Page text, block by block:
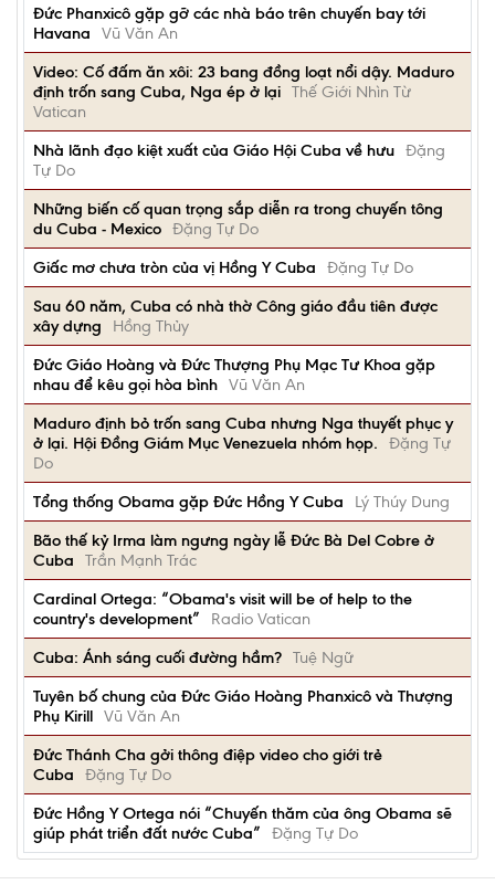
Đức Phanxicô gặp gỡ các nhà báo trên chuyến bay tới
Havana
Vũ Văn An
Video: Cố đấm ăn xôi: 23 bang đồng loạt nổi dậy. Maduro
định trốn sang Cuba, Nga ép ở lại Thế Giới Nhìn Từ
Vatican
Nhà lãnh đạo kiệt xuất của Giáo Hội Cuba về hưu Đặng
Tự Do
Những biến cố quan trọng sắp diễn ra trong chuyến tông
du Cuba - Mexico Đặng Tự Do
Giấc mơ chưa tròn của vị Hồng Y Cuba
Đặng Tự Do
Sau 60 năm, Cuba có nhà thờ Công giáo đầu tiên được
xây dựng
Hồng Thủy
Đức Giáo Hoàng và Đức Thượng Phụ Mạc Tư Khoa gặp
nhau để kêu gọi hòa bình Vũ Văn An
Maduro định bỏ trốn sang Cuba nhưng Nga thuyết phục y
ở lại. Hội Đồng Giám Mục Venezuela nhóm họp.
Đặng Tự
Do
Tổng thống Obama gặp Đức Hồng Y Cuba
Lý Thúy Dung
Bão thế kỷ Irma làm ngưng ngày lễ Đức Bà Del Cobre ở
Cuba
Trần Mạnh Trác
Cardinal Ortega: “Obama's visit will be of help to the
country's development”
Radio Vatican
Cuba: Ánh sáng cuối đường hầm? Tuệ Ngữ
Tuyên bố chung của Đức Giáo Hoàng Phanxicô và Thượng
Phụ Kirill Vũ Văn An
Đức Thánh Cha gởi thông điệp video cho giới trẻ
Cuba
Đặng Tự Do
Đức Hồng Y Ortega nói “Chuyến thăm của ông Obama sẽ
giúp phát triển đất nước Cuba”
Đặng Tự Do